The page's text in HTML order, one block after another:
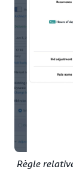
Règle